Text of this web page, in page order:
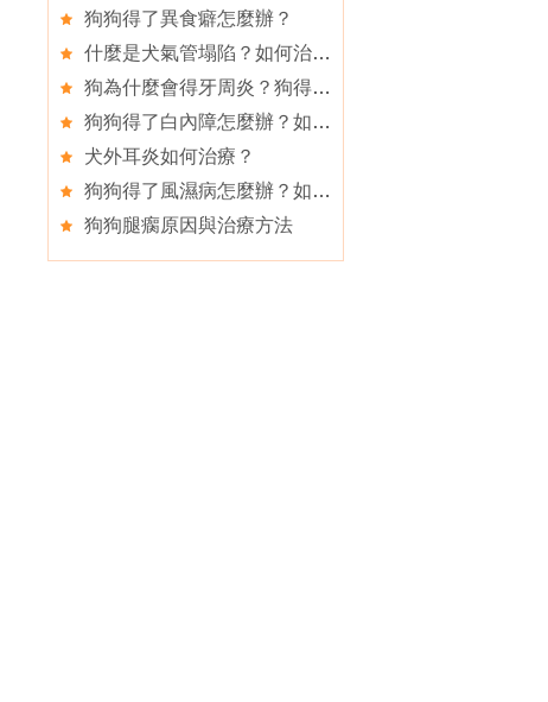
狗狗得了異食癖怎麼辦？
什麼是犬氣管塌陷？如何治療？
狗為什麼會得牙周炎？狗得了牙周炎怎麼治療？
狗狗得了白內障怎麼辦？如何治療？
犬外耳炎如何治療？
狗狗得了風濕病怎麼辦？如何治療犬風濕病？
狗狗腿瘸原因與治療方法